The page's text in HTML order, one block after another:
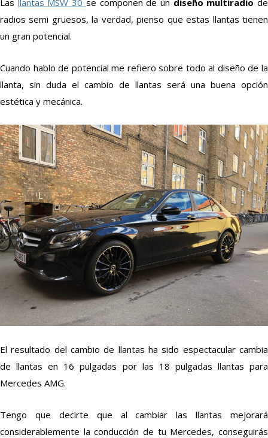
Las llantas MSW 30 se componen de un diseño multiradiode
radios semi gruesos, la verdad, pienso que estas llantas tienen
un gran potencial.
Cuando hablo de potencial me refiero sobre todo al diseño de la
llanta, sin duda el cambio de llantas será una buena opción
estética y mecánica.
El resultado del cambio de llantas ha sido espectacular cambia
de llantas en 16 pulgadas por las 18 pulgadas llantas para
Mercedes AMG.
Tengo que decirte que al cambiar las llantas mejorará
considerablemente la conducción de tu Mercedes, conseguirás